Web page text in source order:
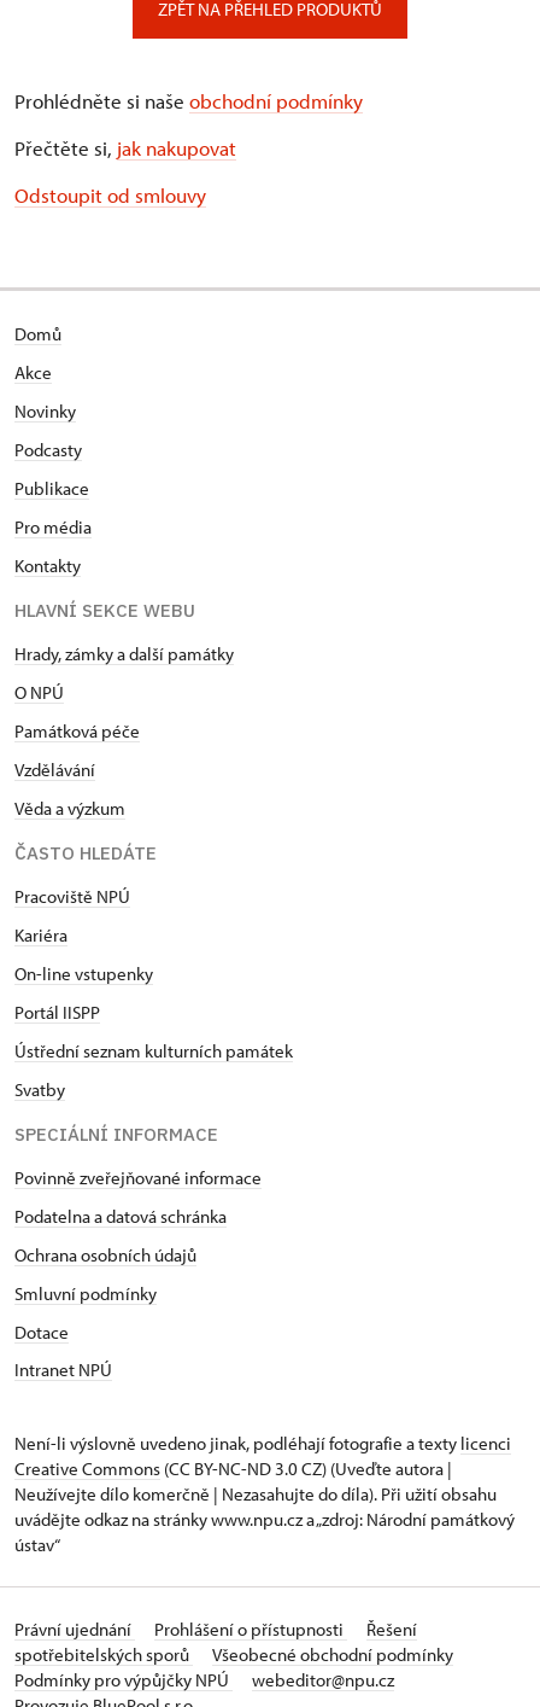
ZPĚT NA PŘEHLED PRODUKTŮ
Prohlédněte si naše obchodní podmínky
Přečtěte si, jak nakupovat
Odstoupit od smlouvy
Domů
Akce
Novinky
Podcasty
Publikace
Pro média
Kontakty
HLAVNÍ SEKCE WEBU
Hrady, zámky a další památky
O NPÚ
Památková péče
Vzdělávání
Věda a výzkum
ČASTO HLEDÁTE
Pracoviště NPÚ
Kariéra
On-line vstupenky
Portál IISPP
Ústřední seznam kulturních památek
Svatby
SPECIÁLNÍ INFORMACE
Povinně zveřejňované informace
Podatelna a datová schránka
Ochrana osobních údajů
Smluvní podmínky
Dotace
Intranet NPÚ
Není-li výslovně uvedeno jinak, podléhají fotografie a texty licenci
Creative Commons (CC BY-NC-ND 3.0 CZ) (Uveďte autora |
Neužívejte dílo komerčně | Nezasahujte do díla). Při užití obsahu
uvádějte odkaz na stránky www.npu.cz a „zdroj: Národní památkový
ústav“
Právní ujednání Prohlášení o přístupnosti
Řešení
spotřebitelských sporů
Všeobecné obchodní podmínky
Podmínky pro výpůjčky NPÚ
webeditor@npu.cz